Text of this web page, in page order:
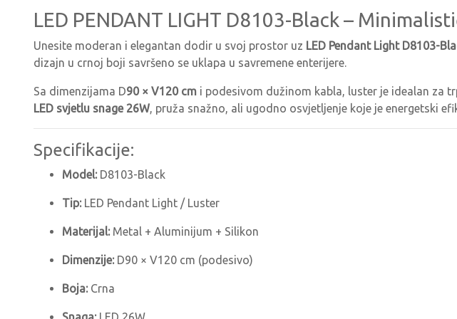
LED PENDANT LIGHT D8103-Black –
Unesite moderan i elegantan dodir u svoj prostor uz LED Pendant Light D8103-
dizajn u crnoj boji savršeno se uklapa u savremene enterijere.
Sa dimenzijama D90 × V120 cm i podesivom dužinom kabla, luster je idealan za
LED svjetlu snage 26W, pruža snažno, ali ugodno osvjetljenje koje je energetski
Specifikacije:
Model:D8103-Black
Tip:LED Pendant Light / Luster
Materijal:Metal + Aluminijum + Silikon
Dimenzije:D90 × V120 cm (podesivo)
Boja:Crna